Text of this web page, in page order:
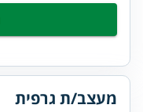
מעצב/ת גרפית